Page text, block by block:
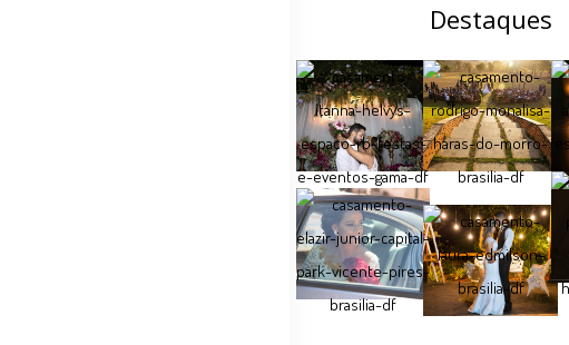
Destaques